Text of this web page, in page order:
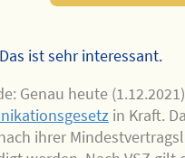
ist sehr interessant.
Genau heute
in Kraft.
ihrer